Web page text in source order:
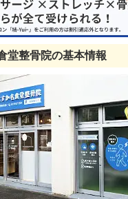
堂整骨院の基本情報